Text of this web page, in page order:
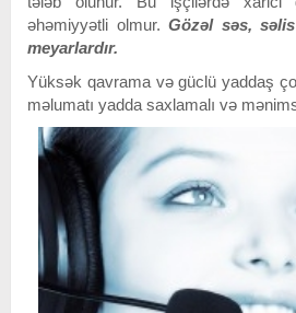
əhəmiyyətli olmur.Gözəl səs,
meyarlardır.
Yüksək qavrama və güclü yaddaş
məlumatı yadda saxlamalı və